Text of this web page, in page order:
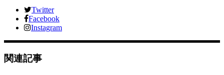
ョ
ン
Twitter
Facebook
Instagram
関連記事